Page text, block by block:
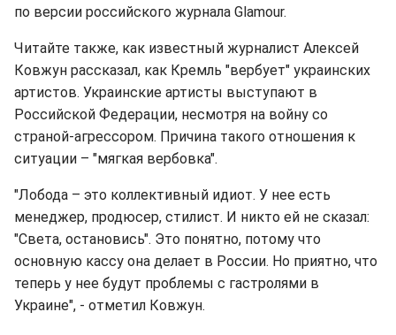
по версии российского журнала Glamour.
Читайте также, как известный журналист Алексей
Ковжун рассказал, как Кремль "вербует" украинских
артистов. Украинские артисты выступают в
Российской Федерации, несмотря на войну со
страной-агрессором. Причина такого отношения к
ситуации – "мягкая вербовка".
"Лобода – это коллективный идиот. У нее есть
менеджер, продюсер, стилист. И никто ей не сказал:
"Света, остановись". Это понятно, потому что
основную кассу она делает в России. Но приятно, что
теперь у нее будут проблемы с гастролями в
Украине", - отметил Ковжун.